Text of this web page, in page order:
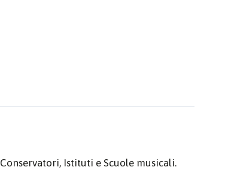
Istituti e Scuole musicali.